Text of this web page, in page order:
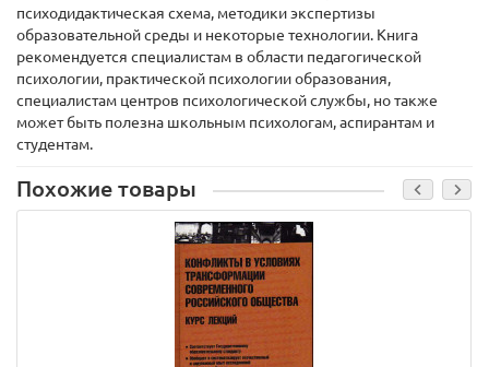
психодидактическая схема, методики экспертизы
образовательной среды и некоторые технологии. Книга
рекомендуется специалистам в области педагогической
психологии, практической психологии образования,
специалистам центров психологической службы, но также
может быть полезна школьным психологам, аспирантам и
студентам.
Похожие товары